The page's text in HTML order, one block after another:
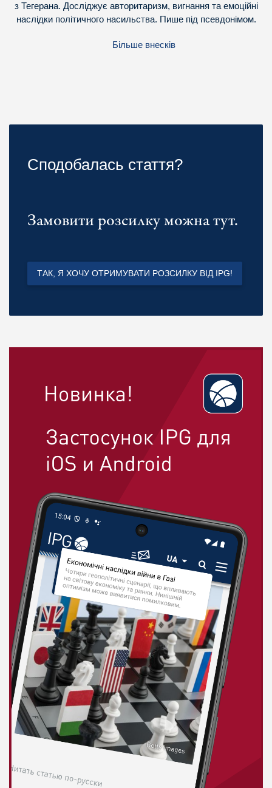
з Тегерана. Досліджує авторитаризм, вигнання та емоційні
наслідки політичного насильства. Пише під псевдонімом.
Більше внесків
Сподобалась стаття?
Замовити розсилку можна тут.
ТАК, Я ХОЧУ ОТРИМУВАТИ РОЗСИЛКУ ВІД IPG!